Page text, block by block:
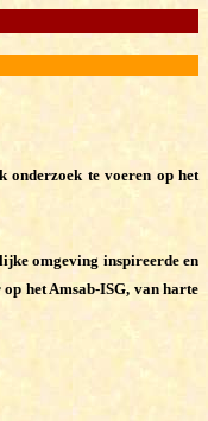
onderzoek te voeren op het
omgeving inspireerde en
het Amsab-ISG, van harte